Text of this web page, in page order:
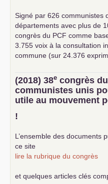
Signé par 626 communistes
départements avec plus de
congrès du PCF comme
3.755 voix à la consultation
commune (sur 24.376
(2018) 38e congrès du
communistes unis
utile au mouvement
!
L’ensemble des documents
ce site
lire la rubrique du congrès
et quelques articles clés